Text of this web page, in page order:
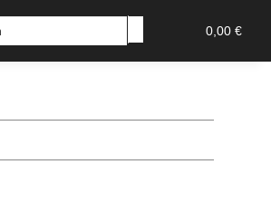
0,00 €
Tresore Stossgriffe u